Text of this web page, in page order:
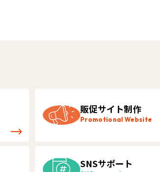
販促サイト制作
Promotional Website
SNSサポート